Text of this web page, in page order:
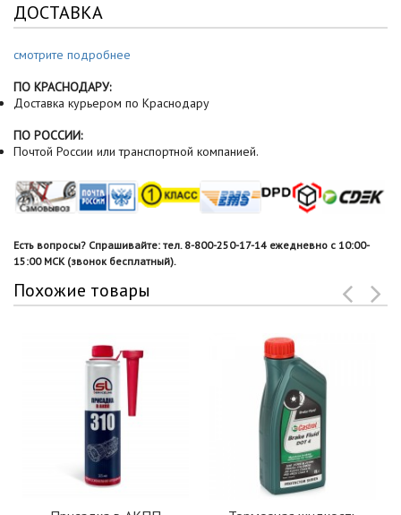
ДОСТАВКА
смотрите подробнее
ПО КРАСНОДАРУ:
Доставка курьером по Краснодару
ПО РОССИИ:
Почтой России или транспортной компанией.
Есть вопросы? Спрашивайте: тел. 8-800-250-17-14 ежедневно с 10:00-
15:00 МСК (звонок бесплатный).
Похожие товары